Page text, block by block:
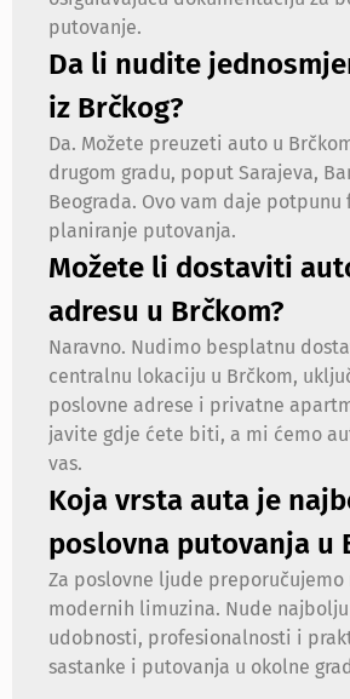
putovanje.
Da li nudite
iz Brčkog?
Da. Možete preuzeti auto u
drugom gradu, poput Sarajeva,
Beograda. Ovo vam daje
planiranje putovanja.
Možete li dostaviti
adresu u Brčkom?
Naravno. Nudimo besplatnu
centralnu lokaciju u Brčkom,
poslovne adrese i privatne
javite gdje ćete biti, a mi ćemo
vas.
Koja vrsta auta je
poslovna putovanja u
Za poslovne ljude preporučujemo
modernih limuzina. Nude
udobnosti, profesionalnosti i
sastanke i putovanja u okolne